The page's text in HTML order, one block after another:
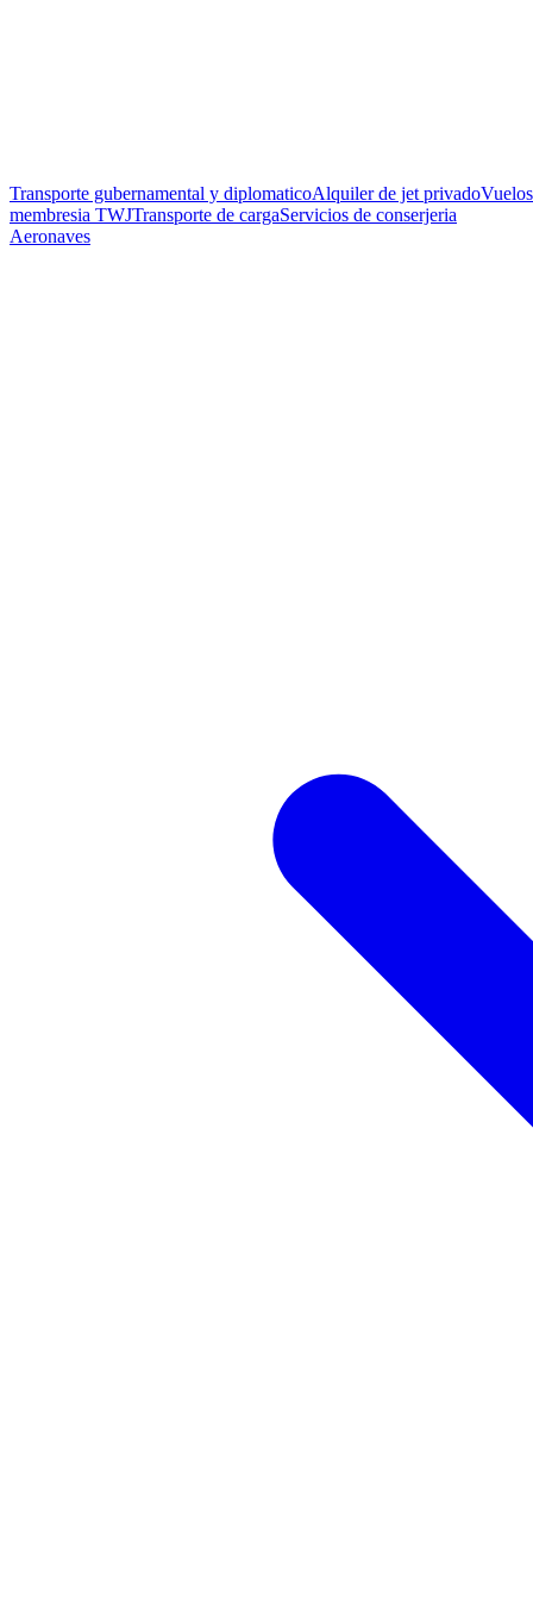
Transporte gubernamental y diplomaticoAlquiler de jet privado
membresia TWJTransporte de cargaServicios de conserjeria
Aeronaves